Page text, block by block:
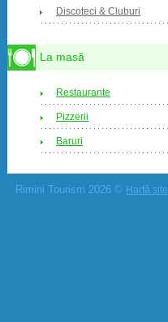
Discoteci & Cluburi
La masă
Restaurante
Pizzerii
Baruri
Rimini Tourism 2026 © Hartă site